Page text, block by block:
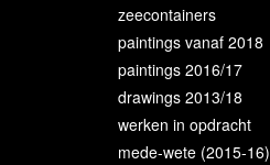
zeecontainers
paintings vanaf 2018
paintings 2016/17
drawings 2013/18
werken in opdracht
mede-wete (2015-16)